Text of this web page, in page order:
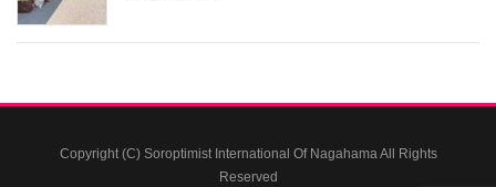
Copyright (C) Soroptimist International Of Nagahama All Rights
Reserved